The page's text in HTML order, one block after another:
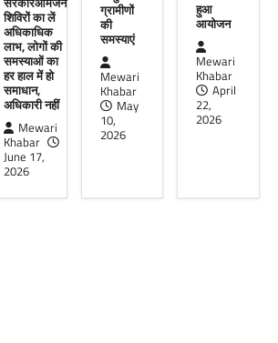
Facebook
Email
WhatsApp
Reddit
Share
UDAIPUR CITY NEWS
दूरसंचार सलाहकार समिति की बैठक का
हुआ आयोजन
शिविरों का लें
अधिकाधिक
लाभ, लोगों की
समस्याओं का
हर हाल में हो
समाधान,
अधिकारी नहीं
Mewari
Khabar
June 17,
2026
ग्रामीणों
की
समस्याएं
Mewari
Khabar
May
10,
2026
हुआ
आयोजन
Mewari
Khabar
April
22,
2026